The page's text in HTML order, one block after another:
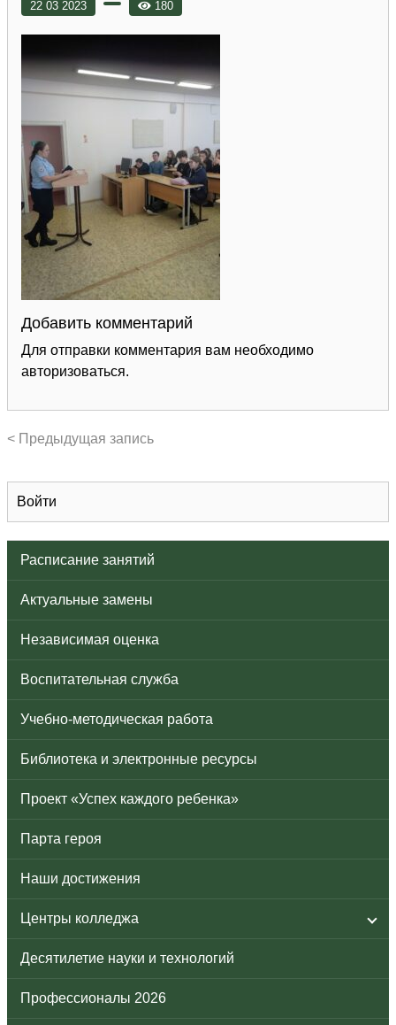
Войти
Расписание занятий
Актуальные замены
Независимая оценка
Воспитательная служба
Учебно-методическая работа
Библиотека и электронные ресурсы
Проект «Успех каждого ребенка»
Парта героя
Наши достижения
Центры колледжа
Десятилетие науки и технологий
Профессионалы 2026
22 03 2023 180
Добавить комментарий
Для отправки комментария вам необходимо
авторизоваться.
< Предыдущая запись